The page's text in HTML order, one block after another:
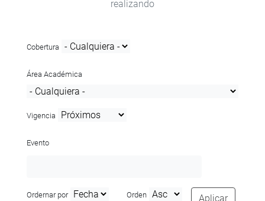
realizando
Cobertura
Área Académica
Vigencia
Evento
Ordernar por Orden Aplicar